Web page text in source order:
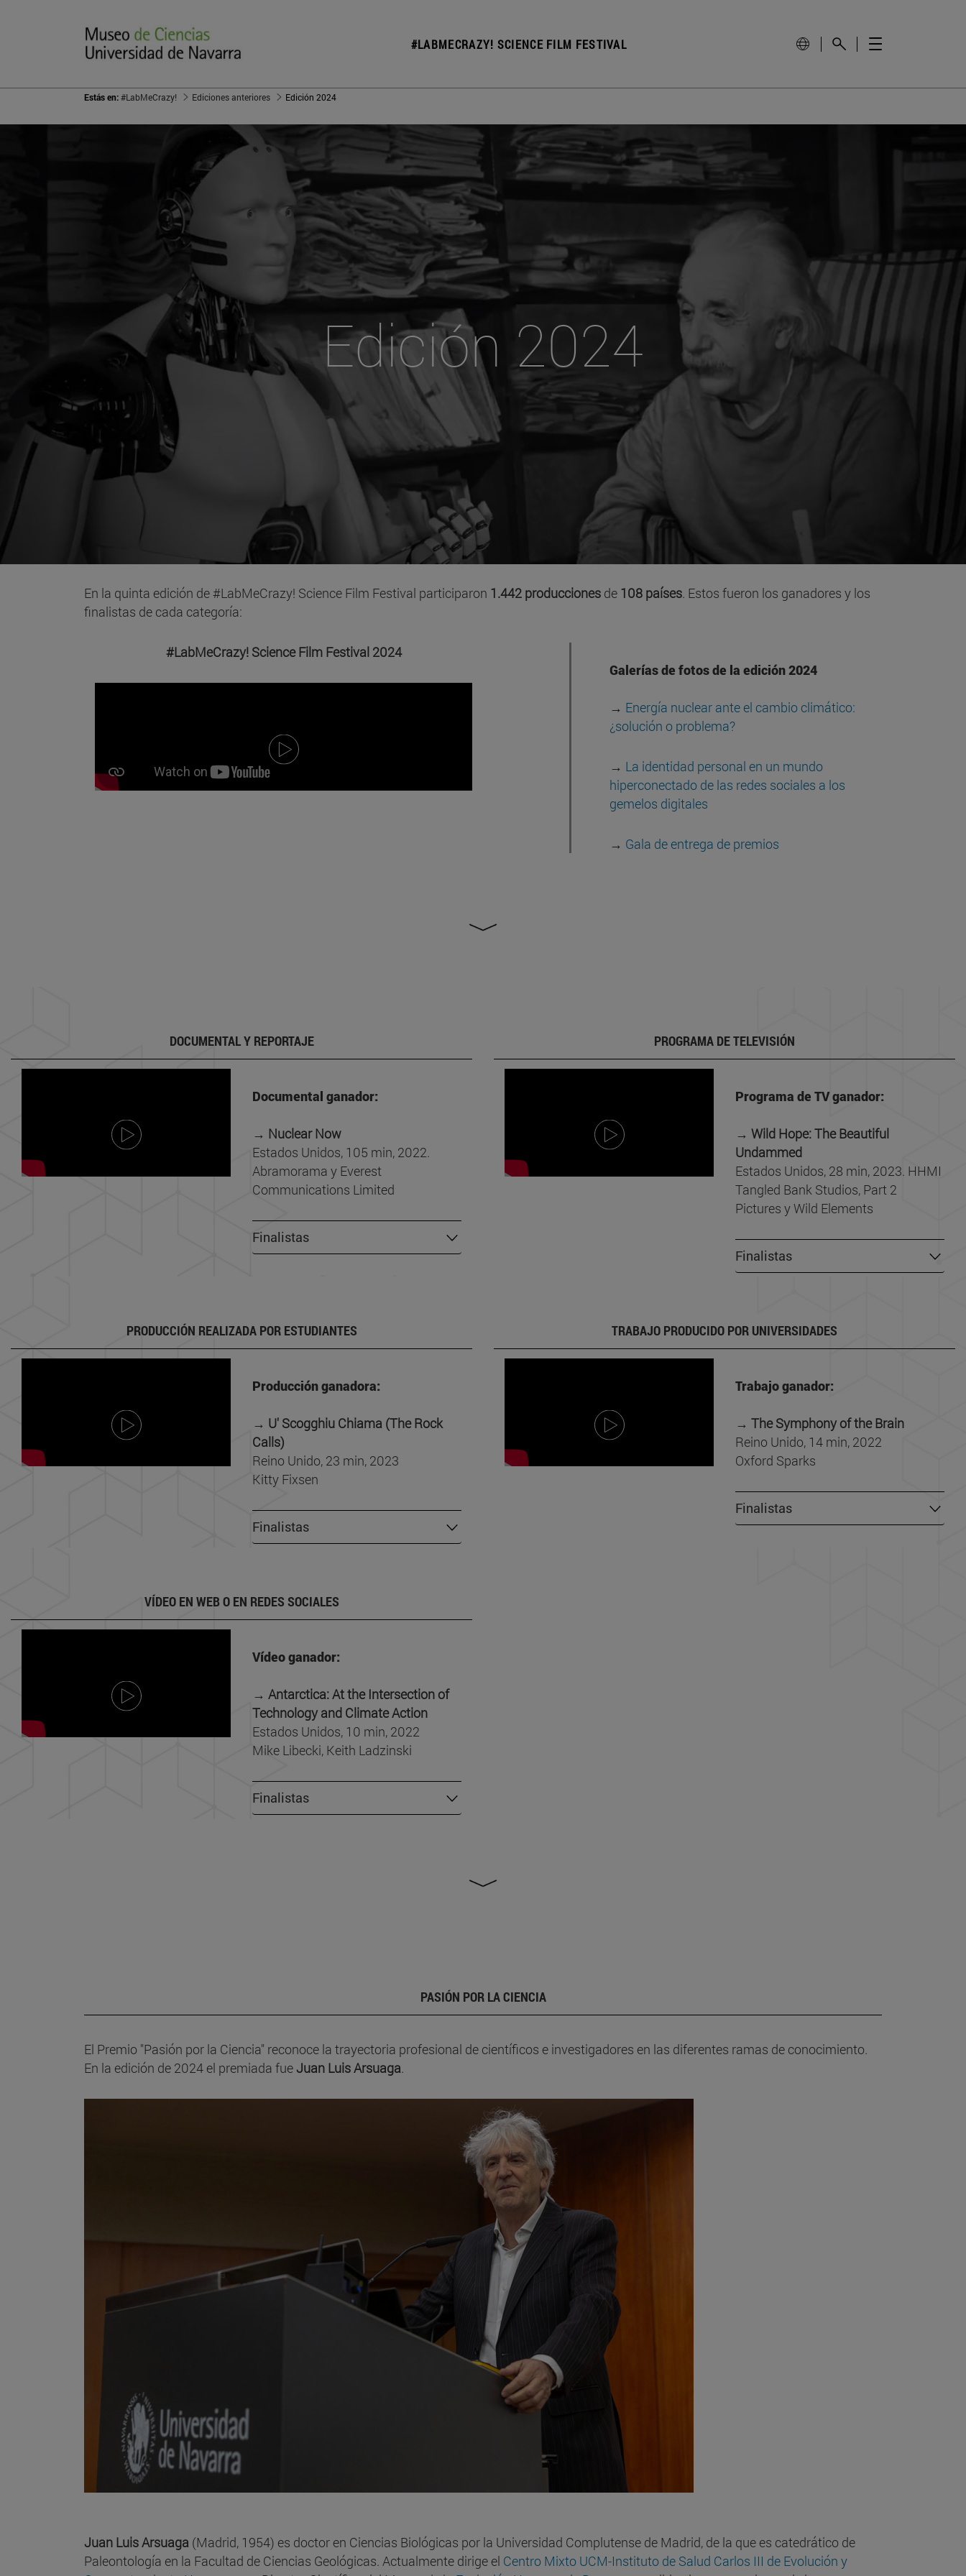
#LABMECRAZY! SCIENCE FILM FESTIVAL
Estás en:#LabMeCrazy! Ediciones anteriores Edición 2024
Edición 2024
En la quinta edición de #LabMeCrazy! Science Film Festival participaron 1.442 producciones de 108 países. Estos fueron los ganadores y los
finalistas de cada categoría:
#LabMeCrazy! Science Film Festival 2024
Galerías de fotos de la edición 2024
→ Energía nuclear ante el cambio climático:
¿solución o problema?
→ La identidad personal en un mundo
hiperconectado de las redes sociales a los
gemelos digitales
→ Gala de entrega de premios
DOCUMENTAL Y REPORTAJE
Documental ganador:
→ Nuclear Now
Estados Unidos, 105 min, 2022.
Abramorama y Everest
Communications Limited
Finalistas
PROGRAMA DE TELEVISIÓN
Programa de TV ganador:
→ Wild Hope: The Beautiful
Undammed
Estados Unidos, 28 min, 2023. HHMI
Tangled Bank Studios, Part 2
Pictures y Wild Elements
Finalistas
PRODUCCIÓN REALIZADA POR ESTUDIANTES
Producción ganadora:
→ U' Scogghiu Chiama (The Rock
Calls)
Reino Unido, 23 min, 2023
Kitty Fixsen
Finalistas
TRABAJO PRODUCIDO POR UNIVERSIDADES
Trabajo ganador:
→ The Symphony of the Brain
Reino Unido, 14 min, 2022
Oxford Sparks
Finalistas
VÍDEO EN WEB O EN REDES SOCIALES
Vídeo ganador:
→ Antarctica: At the Intersection of
Technology and Climate Action
Estados Unidos, 10 min, 2022
Mike Libecki, Keith Ladzinski
Finalistas
PASIÓN POR LA CIENCIA
El Premio "Pasión por la Ciencia" reconoce la trayectoria profesional de científicos e investigadores en las diferentes ramas de conocimiento.
En la edición de 2024 el premiada fueJuan Luis Arsuaga.
Juan Luis Arsuaga (Madrid, 1954) es doctor en Ciencias Biológicas por la Universidad Complutense de Madrid, de la que es catedrático de
Paleontología en la Facultad de Ciencias Geológicas. Actualmente dirige el Centro Mixto UCM-Instituto de Salud Carlos III de Evolución y